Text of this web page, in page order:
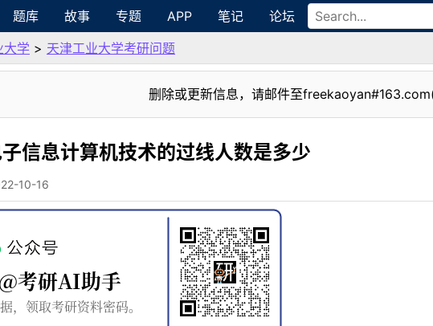
题库 故事 专题 APP 笔记 论坛
大学 > 天津工业大学考研问题
删除或更新信息，请邮件至
信息计算机技术的过线人数是多少
10-16